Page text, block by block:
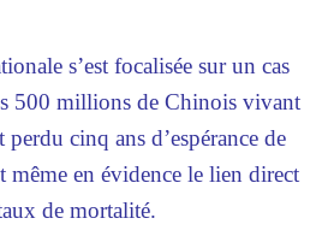
s’est focalisée sur un cas
500 millions de Chinois vivant
cinq ans d’espérance de
même en évidence le lien direct
de mortalité.